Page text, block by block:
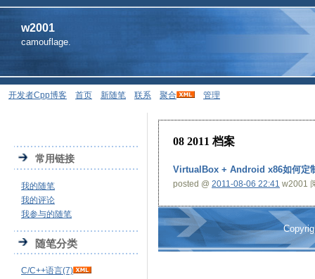
w2001
camouflage.
开发者Cpp博客 首页 新随笔 联系 聚合 管理
常用链接
我的随笔
我的评论
我参与的随笔
随笔分类
C/C++语言(7)
08 2011 档案
VirtualBox + Android x86如何定
posted @ 2011-08-06 22:41 w2001